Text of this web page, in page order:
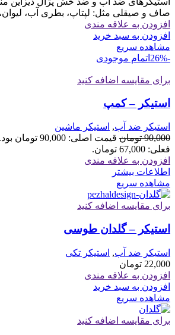
صاف و صیقلی مثل: لپتاپ، بطری آب، لیوان،
افزودن به علاقه مندی
افزودن به سبد خرید
مشاهده سریع
-26%
اتمام موجودی
برای مقایسه اضافه کنید
استیکر – کمپ
استیکر ضد آب, استیکر ماشین
90,000 تومان قیمت اصلی: 90,000 تومان بود.
فعلی: 67,000 تومان.
افزودن به علاقه مندی
اطلاعات بیشتر
مشاهده سریع
برای مقایسه اضافه کنید
استیکر – گلدان طوسی
استیکر ضد آب, استیکر تکی
22,000 تومان
افزودن به علاقه مندی
افزودن به سبد خرید
مشاهده سریع
برای مقایسه اضافه کنید